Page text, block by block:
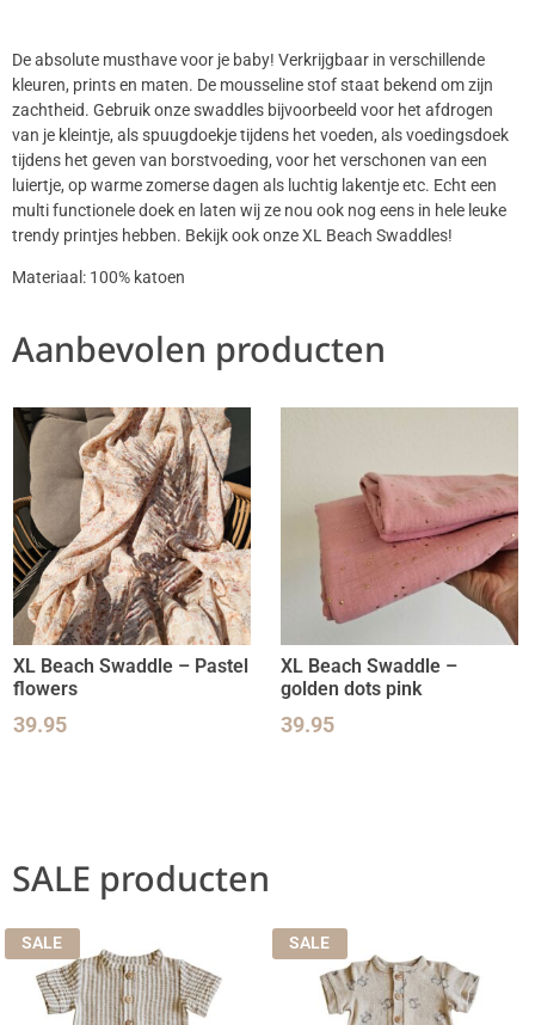
De absolute musthave voor je baby! Verkrijgbaar in verschillende
kleuren, prints en maten. De mousseline stof staat bekend om zijn
zachtheid. Gebruik onze swaddles bijvoorbeeld voor het afdrogen
van je kleintje, als spuugdoekje tijdens het voeden, als voedingsdoek
tijdens het geven van borstvoeding, voor het verschonen van een
luiertje, op warme zomerse dagen als luchtig lakentje etc. Echt een
multi functionele doek en laten wij ze nou ook nog eens in hele leuke
trendy printjes hebben. Bekijk ook onze XL Beach Swaddles!
Materiaal: 100% katoen
Aanbevolen producten
XL Beach Swaddle – Pastel
flowers
39.95
XL Beach Swaddle –
golden dots pink
39.95
SALE producten
SALE SALE